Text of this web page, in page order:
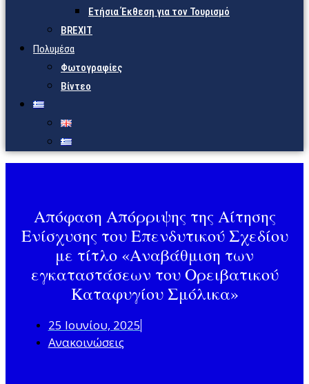
Ετήσια Έκθεση για τον Τουρισμό
BREXIT
Πολυμέσα
Φωτογραφίες
Βίντεο
Απόφαση Απόρριψης της Αίτησης
Ενίσχυσης του Επενδυτικού Σχεδίου
με τίτλο «Αναβάθμιση των
εγκαταστάσεων του Ορειβατικού
Καταφυγίου Σμόλικα»
25 Ιουνίου, 2025
Ανακοινώσεις